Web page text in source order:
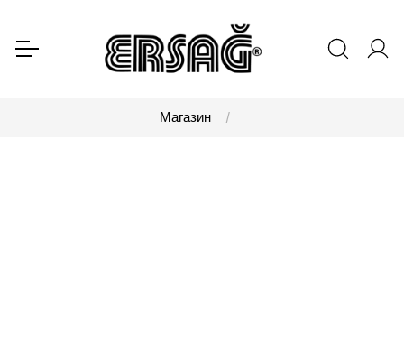
Магазин